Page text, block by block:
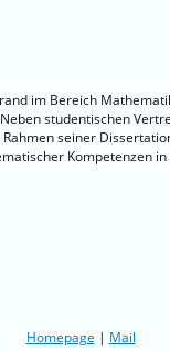
im Bereich
studentischen
seiner
Kompetenzen in
Homepage | Mail